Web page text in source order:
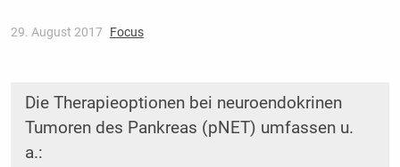
29. August 2017 Focus
Die Therapieoptionen bei neuroendokrinen
Tumoren des Pankreas (pNET) umfassen u.
a.: